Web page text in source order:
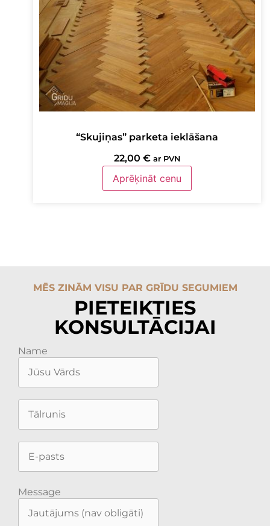
“Skujiņas” parketa ieklāšana
22,00 € ar PVN
Aprēķināt cenu
MĒS ZINĀM VISU PAR GRĪDU SEGUMIEM
PIETEIKTIES
KONSULTĀCIJAI
Name
Message